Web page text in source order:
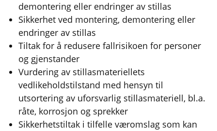
demontering eller endringer av stillas
Sikkerhet ved montering, demontering eller
endringer av stillas
Tiltak for å redusere fallrisikoen for personer
og gjenstander
Vurdering av stillasmateriellets
vedlikeholdstilstand med hensyn til
utsortering av uforsvarlig stillasmateriell, bl.a.
råte, korrosjon og sprekker
Sikkerhetstiltak i tilfelle væromslag som kan